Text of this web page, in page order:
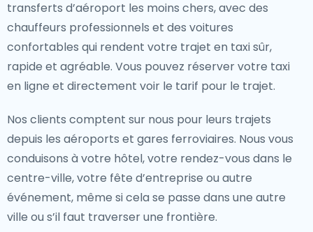
transferts d’aéroport les moins chers, avec des
chauffeurs professionnels et des voitures
confortables qui rendent votre trajet en taxi sûr,
rapide et agréable. Vous pouvez réserver votre taxi
en ligne et directement voir le tarif pour le trajet.
Nos clients comptent sur nous pour leurs trajets
depuis les aéroports et gares ferroviaires. Nous vous
conduisons à votre hôtel, votre rendez-vous dans le
centre-ville, votre fête d’entreprise ou autre
événement, même si cela se passe dans une autre
ville ou s’il faut traverser une frontière.